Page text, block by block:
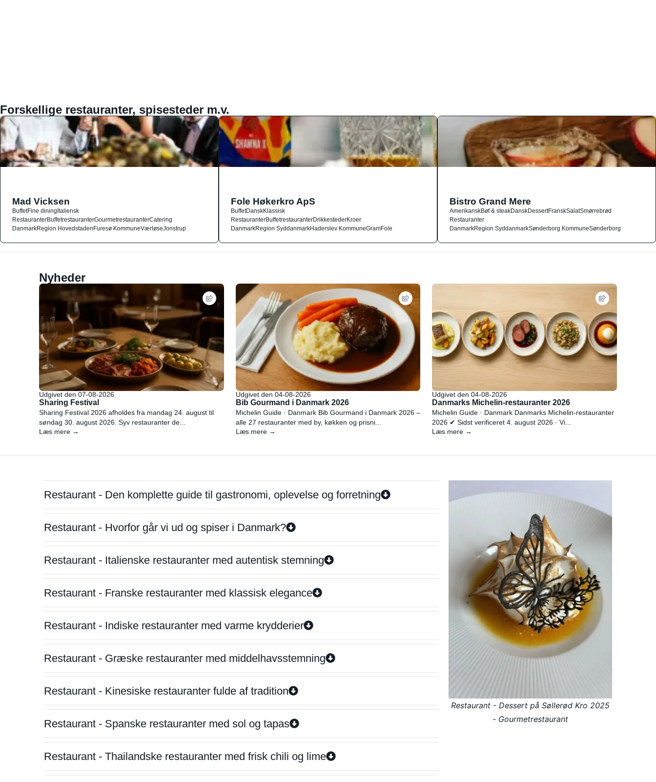
Forskellige restauranter, spisesteder m.v.
Mad Vicksen
BuffetFine diningItaliensk
RestauranterBuffetrestauranterGourmetrestauranterCatering
DanmarkRegion HovedstadenFuresø KommuneVærløseJonstrup
Fole Høkerkro ApS
BuffetDanskKlassisk
RestauranterBuffetrestauranterDrikkestederKroer
DanmarkRegion SyddanmarkHaderslev KommuneGramFole
Bistro Grand Mere
AmerikanskBøf & steakDanskDessertFranskSalatSmørrebrød
Restauranter
DanmarkRegion SyddanmarkSønderborg KommuneSønderborg
Nyheder
Udgivet den 07-08-2026
Sharing Festival
Sharing Festival 2026 afholdes fra mandag 24. august til
søndag 30. august 2026. Syv restauranter de...
Læs mere →
Udgivet den 04-08-2026
Bib Gourmand i Danmark 2026
Michelin Guide · Danmark Bib Gourmand i Danmark 2026 –
alle 27 restauranter med by, køkken og prisni...
Læs mere →
Udgivet den 04-08-2026
Danmarks Michelin-restauranter 2026
Michelin Guide · Danmark Danmarks Michelin-restauranter
2026 ✔ Sidst verificeret 4. august 2026 · Vi...
Læs mere →
Restaurant - Den komplette guide til gastronomi, oplevelse og forretning
Restaurant - Hvorfor går vi ud og spiser i Danmark?
Restaurant - Italienske restauranter med autentisk stemning
Restaurant - Franske restauranter med klassisk elegance
Restaurant - Indiske restauranter med varme krydderier
Restaurant - Græske restauranter med middelhavsstemning
Restaurant - Kinesiske restauranter fulde af tradition
Restaurant - Spanske restauranter med sol og tapas
Restaurant - Thailandske restauranter med frisk chili og lime
Restaurant - Dessert på Søllerød Kro 2025
- Gourmetrestaurant